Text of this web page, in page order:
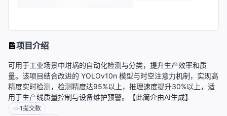
项目介绍
可用于工业场景中坩埚的自动化检测与分类，提升生产效率和质
量。该项目结合改进的 YOLOv10n 模型与时空注意力机制，实现高
精度实时检测，检测精度达95%以上，推理速度提升30%以上，适
用于生产线质量控制与设备维护预警。【此简介由AI生成】
1提交数